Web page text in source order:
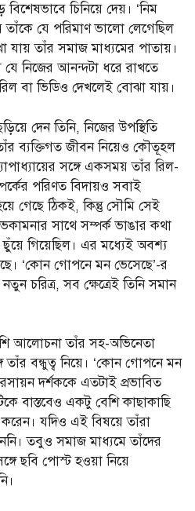
চিনিয়ে দেয়। ‘নিম
তাঁকে যে পরিমাণ ভালো লেগেছিল
তাঁর সমাজ মাধ্যমের পাতায়।
যে নিজের আনন্দটা ধরে রাখতে
বা ভিডিও দেখলেই বোঝা যায়।
দেন তিনি, নিজের উপস্থিতি
ব্যক্তিগত জীবন নিয়েও কৌতূহল
সঙ্গে একসময় তাঁর রিল-
পরিণত বিদায়ও সবাই
গেছে ঠিকই, কিন্তু সৌমি সেই
সাথে সম্পর্ক ভাঙার কথা
গিয়েছিল। এর মধ্যেই অবশ্য
‘কোন গোপনে মন ভেসেছে’-র
নতুন চরিত্র, সব ক্ষেত্রেই তিনি সমান
আলোচনা তাঁর সহ-অভিনেতা
তাঁর বন্ধুত্ব নিয়ে। ‘কোন গোপনে মন
দর্শককে এতটাই প্রভাবিত
বাস্তবেও একটু বেশি কাছাকাছি
যদিও এই বিষয়ে তাঁরা
তবুও সমাজ মাধ্যমে তাঁদের
ছবি পোস্ট হওয়া নিয়ে